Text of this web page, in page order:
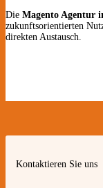
Die Magento Agentur
zukunftsorientierten
direkten Austausch.
Kontaktieren Sie uns